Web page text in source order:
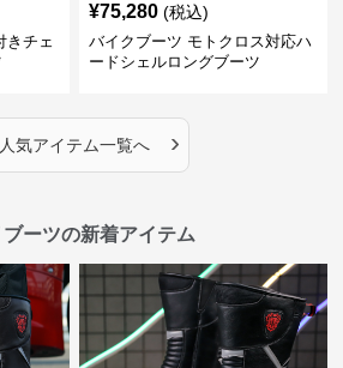
きチェ
¥75,280 (税込)
バイクブーツ モトクロス対応ハ
ードシェルロングブーツ
人気アイテム一覧へ ›
ーツの新着アイテム